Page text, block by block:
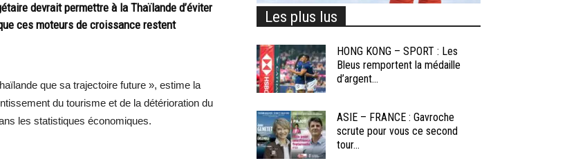
devrait permettre à la Thaïlande d’éviter
ces moteurs de croissance restent
que sa trajectoire future », estime la
du tourisme et de la détérioration du
les statistiques économiques.
Les plus lus
HONG KONG – SPORT : Les
Bleus remportent la médaille
d’argent...
ASIE – FRANCE : Gavroche
scrute pour vous ce second
tour...